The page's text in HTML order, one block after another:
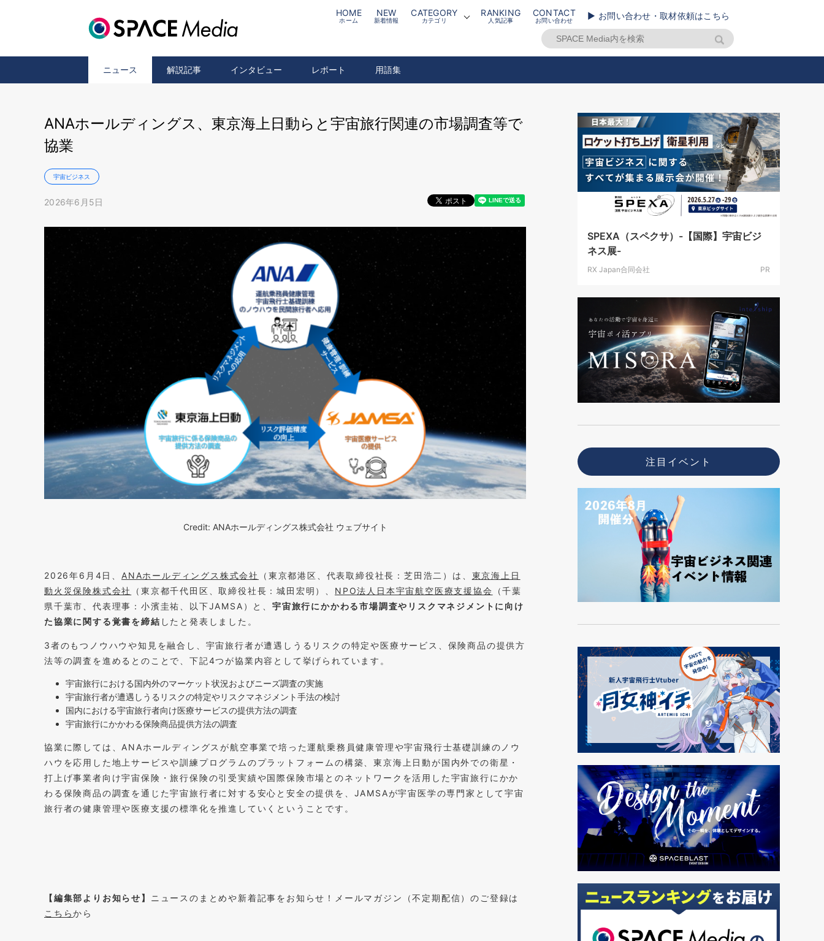
HOME
ホーム
NEW
新着情報
CATEGORY
カテゴリ
RANKING
人気記事
CONTACT
お問い合わせ ▶ お問い合わせ・取材依頼はこちら
ニュース 解説記事 インタビュー レポート 用語集
ANAホールディングス、東京海上日動らと宇宙旅行関連の市場調査等で
協業
宇宙ビジネス
2026年6月5日
Credit: ANAホールディングス株式会社 ウェブサイト
2026年6月4日、 ANAホールディングス株式会社 （東京都港区、代表取締役社長：芝田浩二）は、 東京海上日
動火災保険株式会社
（東京都千代田区、取締役社長：城田宏明）、 NPO法人日本宇宙航空医療支援協会
（千葉
県千葉市、代表理事：小濱圭祐、以下JAMSA）と、宇宙旅行にかかわる市場調査やリスクマネジメントに向け
た協業に関する覚書を締結 したと発表しました。
3者のもつノウハウや知見を融合し、宇宙旅行者が遭遇しうるリスクの特定や医療サービス、保険商品の提供方
法等の調査を進めるとのことで、下記4つが協業内容として挙げられています。
宇宙旅行における国内外のマーケット状況およびニーズ調査の実施
宇宙旅行者が遭遇しうるリスクの特定やリスクマネジメント手法の検討
国内における宇宙旅行者向け医療サービスの提供方法の調査
宇宙旅行にかかわる保険商品提供方法の調査
協業に際しては、ANAホールディングスが航空事業で培った運航乗務員健康管理や宇宙飛行士基礎訓練のノウ
ハウを応用した地上サービスや訓練プログラムのプラットフォームの構築、東京海上日動が国内外での衛星・
打上げ事業者向け宇宙保険・旅行保険の引受実績や国際保険市場とのネットワークを活用した宇宙旅行にかか
わる保険商品の調査を通じた宇宙旅行者に対する安心と安全の提供を、JAMSAが宇宙医学の専門家として宇宙
旅行者の健康管理や医療支援の標準化を推進していくということです。
【編集部よりお知らせ】
ニュースのまとめや新着記事をお知らせ！メールマガジン（不定期配信）のご登録は
こちらから
SPEXA（スペクサ）-【国際】宇宙ビジ
ネス展-
RX Japan合同会社 PR
注目イベント